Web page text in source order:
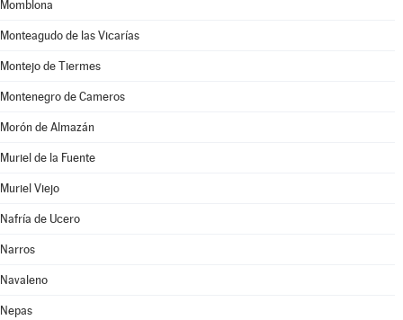
Momblona
Monteagudo de las Vicarías
Montejo de Tiermes
Montenegro de Cameros
Morón de Almazán
Muriel de la Fuente
Muriel Viejo
Nafría de Ucero
Narros
Navaleno
Nepas